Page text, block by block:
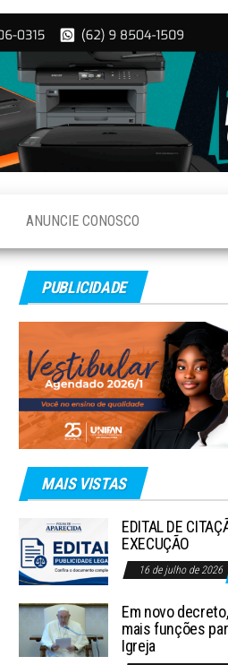
ANUNCIE CONOSCO
PUBLICIDADE
MAIS VISTAS
EDITAL DE
EXECUÇÃO
16 de julho de 2026
Em novo
mais funções
Igreja